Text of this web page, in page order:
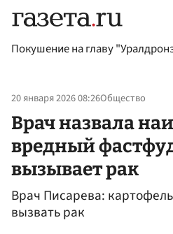
Покушение на главу
20 января 2026 08:26Общество
Врач назвала
вредный
вызывает рак
Врач Писарева:
вызвать рак